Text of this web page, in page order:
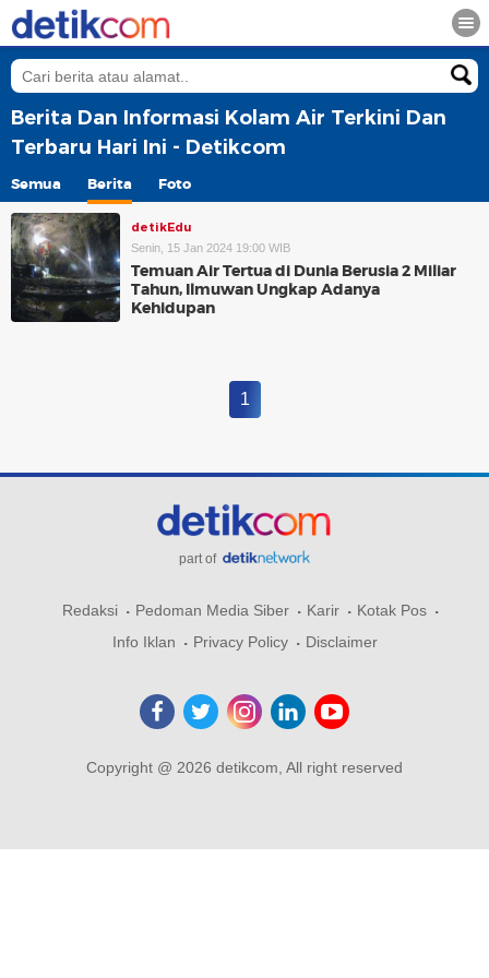
Berita Dan Informasi Kolam Air Terkini Dan
Terbaru Hari Ini - Detikcom
Semua Berita Foto
detikEdu
Senin, 15 Jan 2024 19:00 WIB
Temuan Air Tertua di Dunia Berusia 2 Miliar
Tahun, Ilmuwan Ungkap Adanya
Kehidupan
1
part of
Redaksi Pedoman Media Siber Karir
Kotak Pos
Info Iklan
Privacy Policy Disclaimer
Copyright @ 2026 detikcom, All right reserved